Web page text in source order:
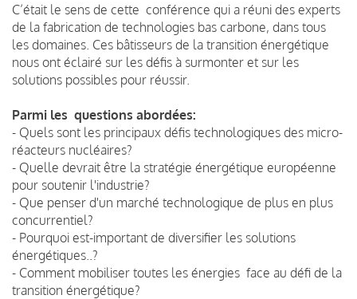
C’était le sens de cette conférence qui a réuni des experts
de la fabrication de technologies bas carbone, dans tous
les domaines. Ces bâtisseurs de la transition énergétique
nous ont éclairé sur les défis à surmonter et sur les
solutions possibles pour réussir.
Parmi les questions abordées:
- Quels sont les principaux défis technologiques des micro-
réacteurs nucléaires?
- Quelle devrait être la stratégie énergétique européenne
pour soutenir l'industrie?
- Que penser d'un marché technologique de plus en plus
concurrentiel?
- Pourquoi est-important de diversifier les solutions
énergétiques..?
- Comment mobiliser toutes les énergies face au défi de la
transition énergétique?